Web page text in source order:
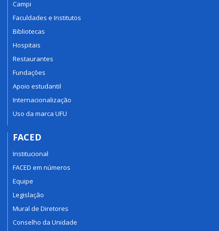
Campi
Faculdades e Institutos
Bibliotecas
Hospitais
Restaurantes
Fundações
Apoio estudantil
Internacionalização
Uso da marca UFU
FACED
Institucional
FACED em números
Equipe
Legislação
Mural de Diretores
Conselho da Unidade